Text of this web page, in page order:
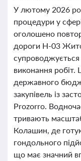
У лютому 2026
процедури у
оголошено
дороги Н-03
супроводжується
виконання робіт.
державного
закупівель із
Prozorro.
тривають
Колашин, де
гондольного
що має значний